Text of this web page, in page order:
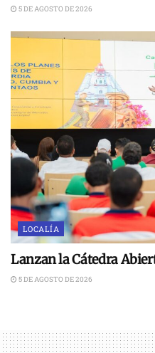
5 DE AGOSTO DE 2026
LOCALÍA
Lanzan la Cátedra
5 DE AGOSTO DE 2026